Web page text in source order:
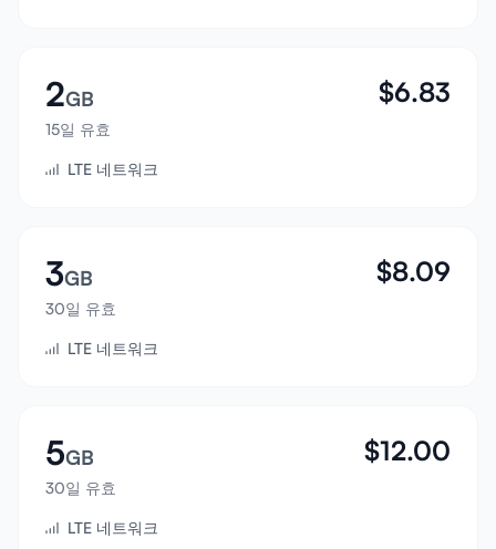
2GB
15일 유효
$6.83
LTE 네트워크
3GB
30일 유효
$8.09
LTE 네트워크
5GB
30일 유효
$12.00
LTE 네트워크